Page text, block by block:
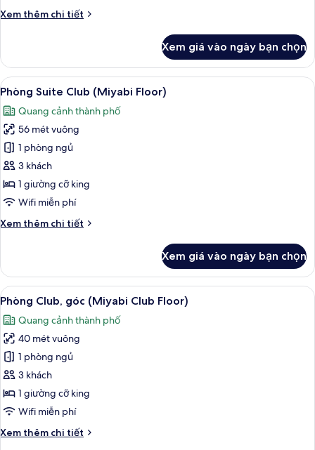
king
Floor)
Xem thêm chi tiết
Chi
Phòng
Deluxe,
1
giường
cỡ
king
(Rei
Premium
Floor)
Xem giá vào ngày bạn chọn
Xem
tất
cả
ảnh
Phòng
Suite
Club
(Miyabi
Phòng Suite Club (Miyabi Floor) |
25
Phòng Suite Club (Miyabi Floor)
Quang cảnh thành phố
56 mét vuông
1 phòng ngủ
3 khách
1 giường cỡ king
Wifi miễn phí
Xem thêm chi tiết
Chi
Phòng
Suite
Club
(Miyabi
Floor)
Xem giá vào ngày bạn chọn
Xem
tất
cả
ảnh
Phòng
Club,
góc
(Miyabi
Floor)
Bộ đồ giường cao cấp, két bảo mật
23
Phòng Club, góc (Miyabi Club Floor)
Quang cảnh thành phố
40 mét vuông
1 phòng ngủ
3 khách
1 giường cỡ king
Wifi miễn phí
Xem thêm chi tiết
Chi